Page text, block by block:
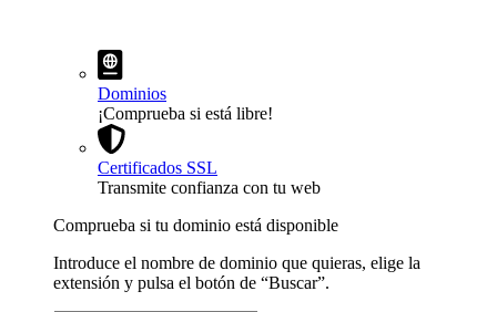
Dominios
¡Comprueba si está libre!
Certificados SSL
Transmite confianza con tu web
Comprueba si tu dominio está disponible
Introduce el nombre de dominio que quieras, elige la
extensión y pulsa el botón de “Buscar”.